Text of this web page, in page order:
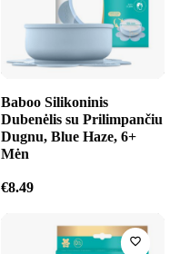
Baboo Silikoninis
Dubenėlis su Prilimpančiu
Dugnu, Blue Haze, 6+
Mėn
€8.49